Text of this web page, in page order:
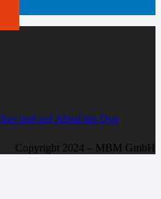
und auf Abruf bei Dyn
Copyright 2024 – MBM GmbH